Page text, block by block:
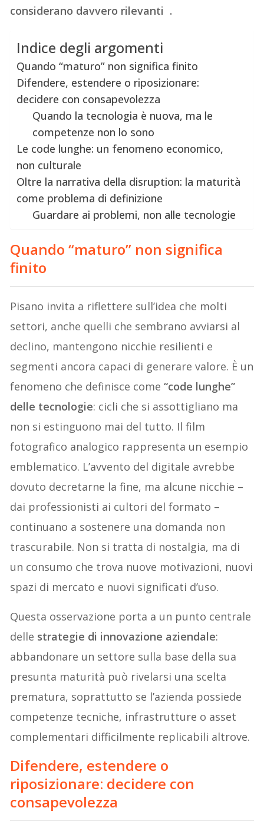
considerano davvero rilevanti .
Indice degli argomenti
Quando “maturo” non significa finito
Difendere, estendere o riposizionare:
decidere con consapevolezza
Quando la tecnologia è nuova, ma le
competenze non lo sono
Le code lunghe: un fenomeno economico,
non culturale
Oltre la narrativa della disruption: la maturità
come problema di definizione
Guardare ai problemi, non alle tecnologie
Quando “maturo” non significa
finito
Pisano invita a riflettere sull’idea che molti
settori, anche quelli che sembrano avviarsi al
declino, mantengono nicchie resilienti e
segmenti ancora capaci di generare valore. È un
fenomeno che definisce come“code lunghe”
delle tecnologie: cicli che si assottigliano ma
non si estinguono mai del tutto. Il film
fotografico analogico rappresenta un esempio
emblematico. L’avvento del digitale avrebbe
dovuto decretarne la fine, ma alcune nicchie –
dai professionisti ai cultori del formato –
continuano a sostenere una domanda non
trascurabile. Non si tratta di nostalgia, ma di
un consumo che trova nuove motivazioni, nuovi
spazi di mercato e nuovi significati d’uso.
Questa osservazione porta a un punto centrale
delle strategie di innovazione aziendale:
abbandonare un settore sulla base della sua
presunta maturità può rivelarsi una scelta
prematura, soprattutto se l’azienda possiede
competenze tecniche, infrastrutture o asset
complementari difficilmente replicabili altrove.
Difendere, estendere o
riposizionare: decidere con
consapevolezza